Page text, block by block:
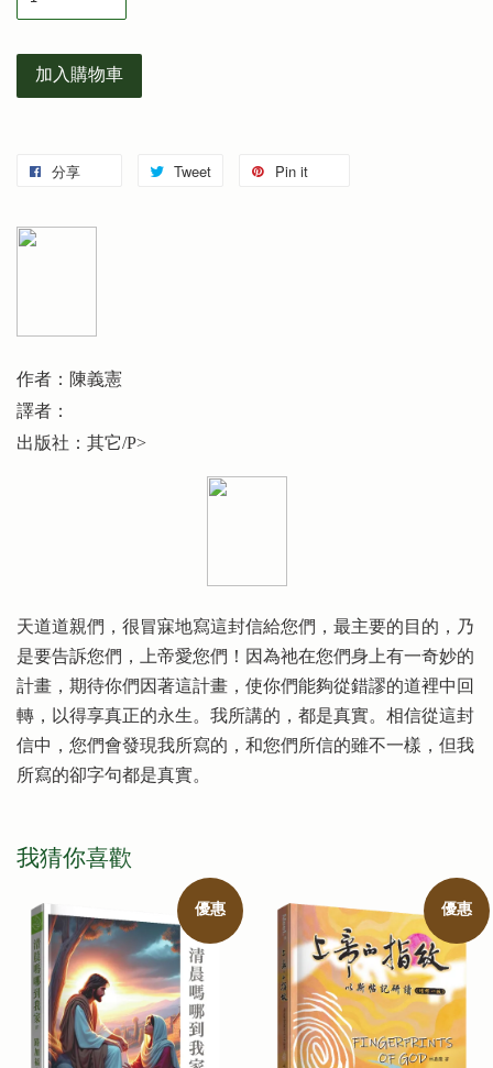
加入購物車
分享 Tweet Pin it
作者：陳義憲
譯者：
出版社：其它/P>
天道道親們，很冒寐地寫這封信給您們，最主要的目的，乃
是要告訴您們，上帝愛您們！因為祂在您們身上有一奇妙的
計畫，期待你們因著這計畫，使你們能夠從錯謬的道裡中回
轉，以得享真正的永生。我所講的，都是真實。相信從這封
信中，您們會發現我所寫的，和您們所信的雖不一樣，但我
所寫的卻字句都是真實。
我猜你喜歡
優惠 優惠